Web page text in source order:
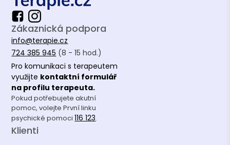
Zákaznická podpora
info@terapie.cz
724 385 945 (8 - 15 hod.)
Pro komunikaci s terapeutem
využijte kontaktní formulář
na profilu terapeuta.
Pokud potřebujete akutní
pomoc, volejte První linku
psychické pomoci116 123.
Klienti